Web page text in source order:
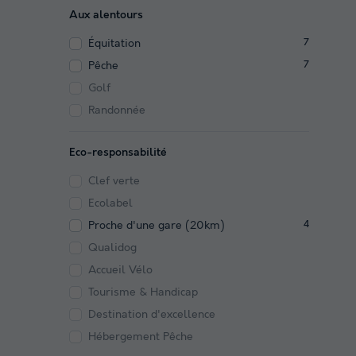
Aux alentours
Équitation 7
Pêche 7
Golf
Randonnée
Eco-responsabilité
Clef verte
Ecolabel
Proche d'une gare (20km)
4
Qualidog
Accueil Vélo
Tourisme & Handicap
Destination d'excellence
Hébergement Pêche